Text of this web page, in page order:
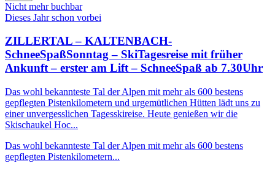
Nicht mehr buchbar
Dieses Jahr schon vorbei
ZILLERTAL – KALTENBACH-
SchneeSpaßSonntag – SkiTagesreise mit früher
Ankunft – erster am Lift – SchneeSpaß ab 7.30Uhr
Das wohl bekannteste Tal der Alpen mit mehr als 600 bestens
gepflegten Pistenkilometern und urgemütlichen Hütten lädt uns zu
einer unvergesslichen Tagesskireise. Heute genießen wir die
Skischaukel Hoc...
Das wohl bekannteste Tal der Alpen mit mehr als 600 bestens
gepflegten Pistenkilometern...